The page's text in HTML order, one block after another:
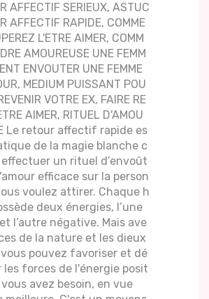
AFFECTIF SERIEUX, ASTUC
AFFECTIF RAPIDE, COMME
L'ETRE AIMER, COMM
AMOUREUSE UNE FEMM
ENVOUTER UNE FEMME
MEDIUM PUISSANT POU
VOTRE EX, FAIRE RE
AIMER, RITUEL D'AMOU
Le retour affectif rapide es
de la magie blanche c
effectuer un rituel d’envoût
efficace sur la person
voulez attirer. Chaque h
deux énergies, l’une
l’autre négative. Mais ave
de la nature et les dieux
pouvez favoriser et dé
les forces de l'énergie posit
avez besoin, en vue